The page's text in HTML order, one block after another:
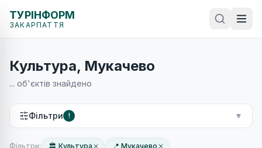
ТУРІНФОРМ
ЗАКАРПАТТЯ
Культура, Мукачево
... об'єктів знайдено
Фільтри ! ▼
Фільтри: 🏛 Культура 📍 Мукачево